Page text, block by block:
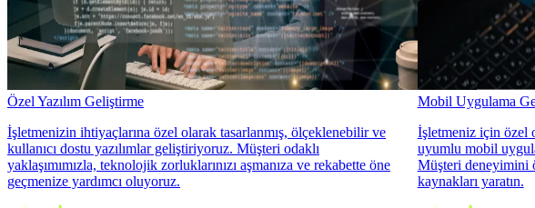
Özel Yazılım Geliştirme
İşletmenizin ihtiyaçlarına özel olarak tasarlanmış, ölçeklenebilir ve
kullanıcı dostu yazılımlar geliştiriyoruz. Müşteri odaklı
yaklaşımımızla, teknolojik zorluklarınızı aşmanıza ve rekabette öne
geçmenize yardımcı oluyoruz.
Mobil Uygulama
İşletmeniz için özel
uyumlu mobil
Müşteri deneyimini
kaynakları yaratın.